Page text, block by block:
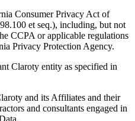
Consumer Privacy Act of
et seq.), including, but not
CCPA or applicable regulations
Privacy Protection Agency.
Claroty entity as specified in
and its Affiliates and their
and consultants engaged in